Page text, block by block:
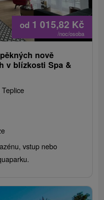
od 1 015,82 Kč
/noc/osoba
nově
v blízkosti Spa &
vstup nebo